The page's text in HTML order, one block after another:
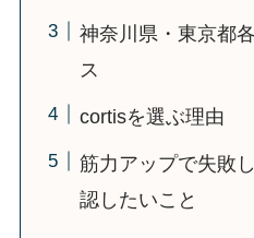
神奈川県・東京都
ス
cortisを選ぶ理由
筋力アップで失敗
認したいこと